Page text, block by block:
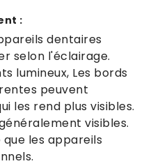
:
dentaires
selon l'éclairage.
lumineux, Les bords
peuvent
les rend plus visibles.
visibles.
les appareils